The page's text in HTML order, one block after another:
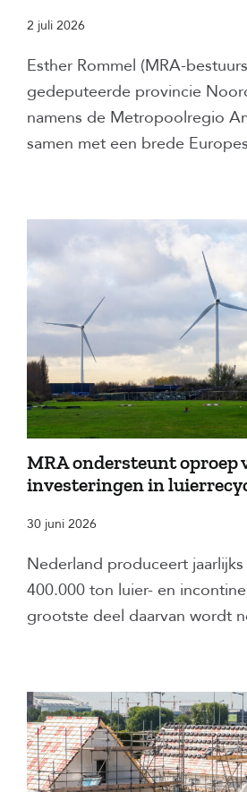
2 juli 2026
Esther Rommel (MRA-
gedeputeerde provincie
namens de Metropoolregio
samen met een brede
MRA ondersteunt oproep
investeringen in
30 juni 2026
Nederland produceert
400.000 ton luier- en
grootste deel daarvan wordt